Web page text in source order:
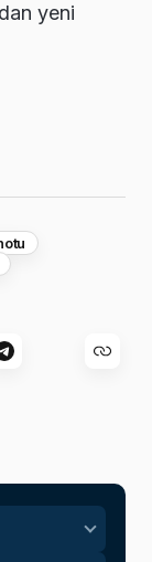
yeni